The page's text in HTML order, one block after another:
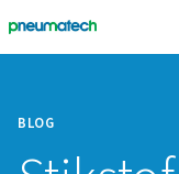
BLOG